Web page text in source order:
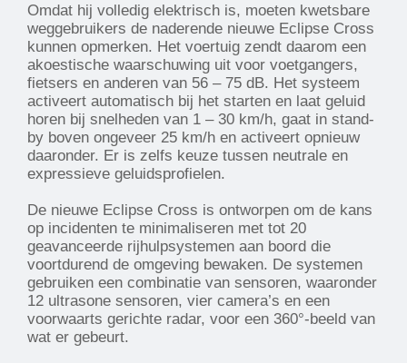
Omdat hij volledig elektrisch is, moeten kwetsbare
weggebruikers de naderende nieuwe Eclipse Cross
kunnen opmerken. Het voertuig zendt daarom een
akoestische waarschuwing uit voor voetgangers,
fietsers en anderen van 56 – 75 dB. Het systeem
activeert automatisch bij het starten en laat geluid
horen bij snelheden van 1 – 30 km/h, gaat in stand-
by boven ongeveer 25 km/h en activeert opnieuw
daaronder. Er is zelfs keuze tussen neutrale en
expressieve geluidsprofielen.
De nieuwe Eclipse Cross is ontworpen om de kans
op incidenten te minimaliseren met tot 20
geavanceerde rijhulpsystemen aan boord die
voortdurend de omgeving bewaken. De systemen
gebruiken een combinatie van sensoren, waaronder
12 ultrasone sensoren, vier camera’s en een
voorwaarts gerichte radar, voor een 360°-beeld van
wat er gebeurt.